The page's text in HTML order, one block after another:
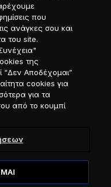
που
ανάγκες σου και
του site.
της
“Δεν Αποδέχομαι”
cookies για
για τα
από το κουμπί